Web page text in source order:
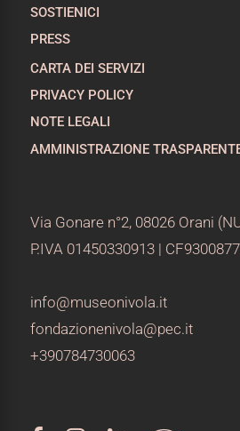
SOSTIENICI
PRESS
CARTA DEI SERVIZI
PRIVACY POLICY
NOTE LEGALI
AMMINISTRAZIONE
Via Gonare n°2, 08026 Orani
P.IVA 01450330913 |
info@museonivola.it
fondazionenivola@pec.it
+390784730063